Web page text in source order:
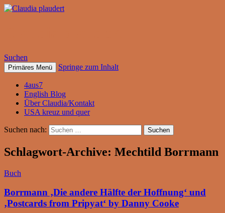
Suchen
Primäres Menü Springe zum Inhalt
4aus7
English Blog
Über Claudia/Kontakt
USA kreuz und quer
Suchen nach:
Schlagwort-Archive: Mechtild Borrmann
Buch
Borrmann ‚Die andere Hälfte der Hoffnung‘ und
‚Postcards from Pripyat‘ by Danny Cooke